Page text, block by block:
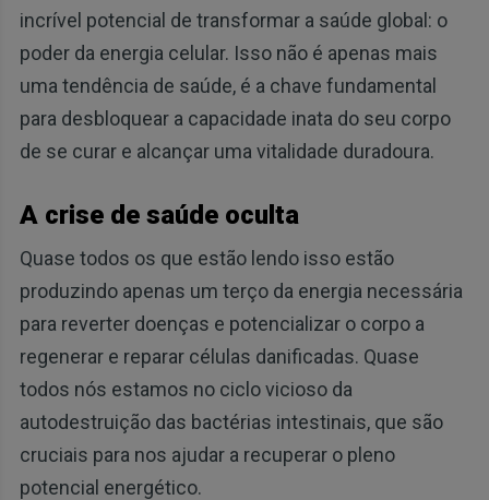
incrível potencial de transformar a saúde global: o
poder da energia celular. Isso não é apenas mais
uma tendência de saúde, é a chave fundamental
para desbloquear a capacidade inata do seu corpo
de se curar e alcançar uma vitalidade duradoura.
A crise de saúde oculta
Quase todos os que estão lendo isso estão
produzindo apenas um terço da energia necessária
para reverter doenças e potencializar o corpo a
regenerar e reparar células danificadas. Quase
todos nós estamos no ciclo vicioso da
autodestruição das bactérias intestinais, que são
cruciais para nos ajudar a recuperar o pleno
potencial energético.